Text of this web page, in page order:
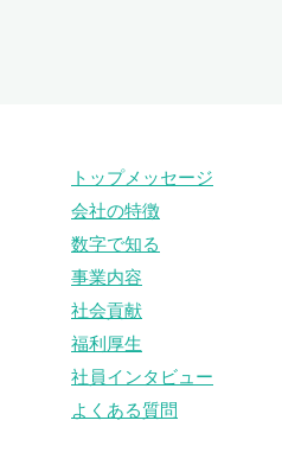
トップメッセージ
会社の特徴
数字で知る
事業内容
社会貢献
福利厚生
社員インタビュー
よくある質問